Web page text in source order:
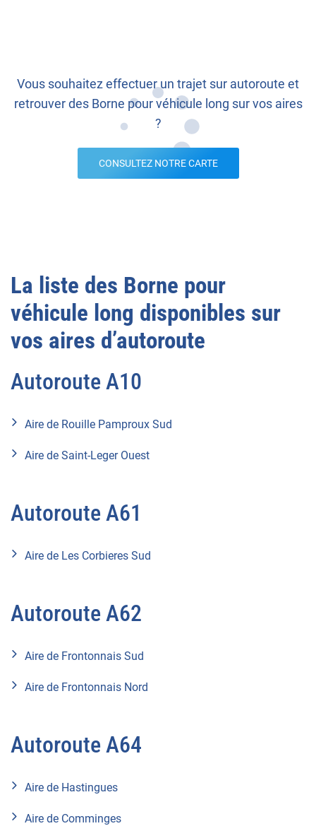
Vous souhaitez effectuer un trajet sur autoroute et
retrouver des Borne pour véhicule long sur vos aires
?
CONSULTEZ NOTRE CARTE
La liste des Borne pour
véhicule long disponibles sur
vos aires d’autoroute
Autoroute A10
Aire de Rouille Pamproux Sud
Aire de Saint-Leger Ouest
Autoroute A61
Aire de Les Corbieres Sud
Autoroute A62
Aire de Frontonnais Sud
Aire de Frontonnais Nord
Autoroute A64
Aire de Hastingues
Aire de Comminges